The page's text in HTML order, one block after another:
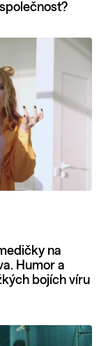
na
Humor a
bojích víru